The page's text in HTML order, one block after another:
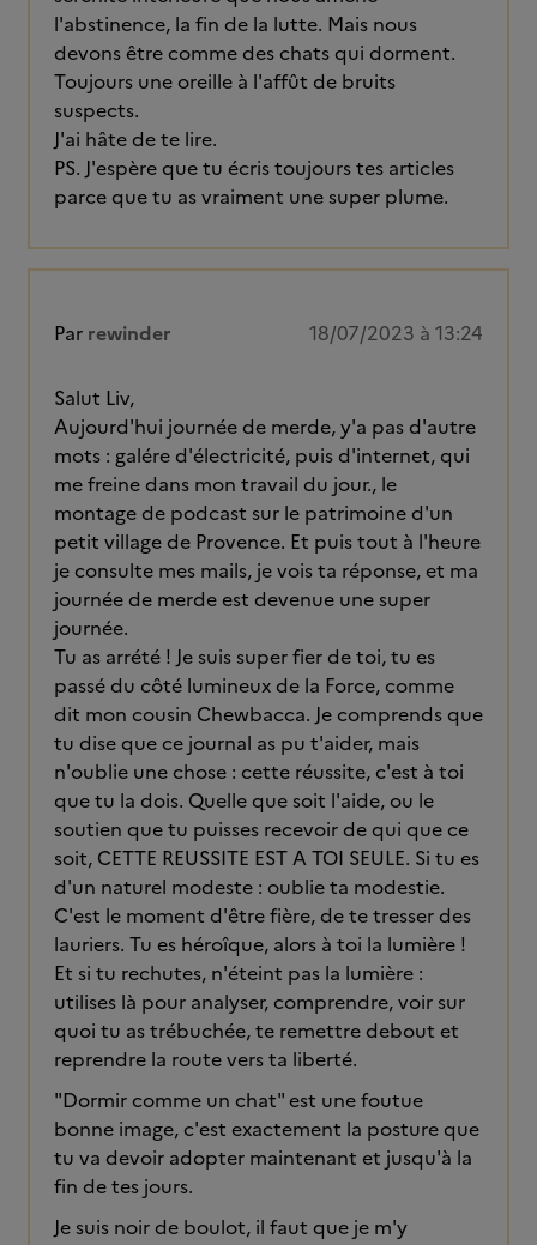
l'abstinence, la fin de la lutte. Mais nous
devons être comme des chats qui dorment.
Toujours une oreille à l'affût de bruits
suspects.
J'ai hâte de te lire.
PS. J'espère que tu écris toujours tes articles
parce que tu as vraiment une super plume.
Par rewinder 18/07/2023 à 13:24
Salut Liv,
Aujourd'hui journée de merde, y'a pas d'autre
mots : galére d'électricité, puis d'internet, qui
me freine dans mon travail du jour., le
montage de podcast sur le patrimoine d'un
petit village de Provence. Et puis tout à l'heure
je consulte mes mails, je vois ta réponse, et ma
journée de merde est devenue une super
journée.
Tu as arrété ! Je suis super fier de toi, tu es
passé du côté lumineux de la Force, comme
dit mon cousin Chewbacca. Je comprends que
tu dise que ce journal as pu t'aider, mais
n'oublie une chose : cette réussite, c'est à toi
que tu la dois. Quelle que soit l'aide, ou le
soutien que tu puisses recevoir de qui que ce
soit, CETTE REUSSITE EST A TOI SEULE. Si tu es
d'un naturel modeste : oublie ta modestie.
C'est le moment d'être fière, de te tresser des
lauriers. Tu es héroîque, alors à toi la lumière !
Et si tu rechutes, n'éteint pas la lumière :
utilises là pour analyser, comprendre, voir sur
quoi tu as trébuchée, te remettre debout et
reprendre la route vers ta liberté.
"Dormir comme un chat" est une foutue
bonne image, c'est exactement la posture que
tu va devoir adopter maintenant et jusqu'à la
fin de tes jours.
Je suis noir de boulot, il faut que je m'y